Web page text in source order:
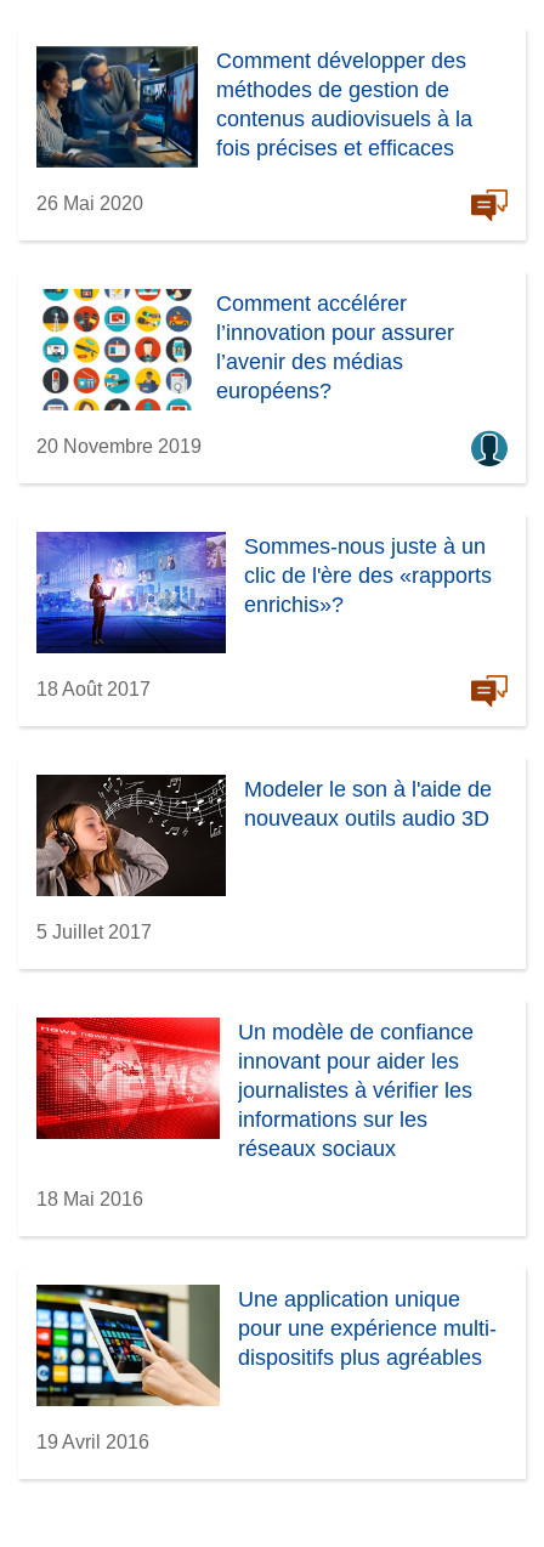
Comment développer des
méthodes de gestion de
contenus audiovisuels à la
fois précises et efficaces
26 Mai 2020
Comment accélérer
l’innovation pour assurer
l’avenir des médias
européens?
20 Novembre 2019
Sommes-nous juste à un
clic de l'ère des «rapports
enrichis»?
18 Août 2017
Modeler le son à l'aide de
nouveaux outils audio 3D
5 Juillet 2017
Un modèle de confiance
innovant pour aider les
journalistes à vérifier les
informations sur les
réseaux sociaux
18 Mai 2016
Une application unique
pour une expérience multi-
dispositifs plus agréables
19 Avril 2016